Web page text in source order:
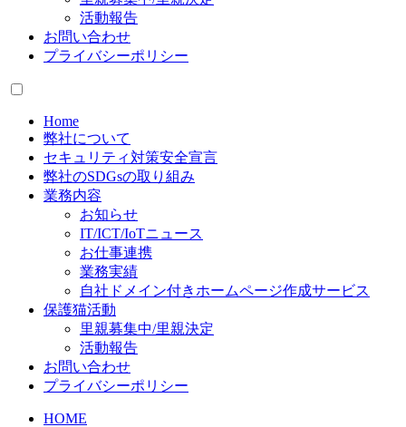
活動報告
お問い合わせ
プライバシーポリシー
Home
弊社について
セキュリティ対策安全宣言
弊社のSDGsの取り組み
業務内容
お知らせ
IT/ICT/IoTニュース
お仕事連携
業務実績
自社ドメイン付きホームページ作成サービス
保護猫活動
里親募集中/里親決定
活動報告
お問い合わせ
プライバシーポリシー
HOME